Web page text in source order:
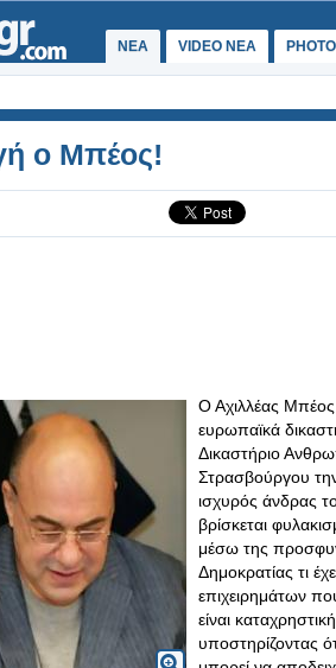
ΝΕΑ VIDEO NEA
ο Μπέος!
Ο Αχιλλέας
ευρωπαϊκά
Δικαστήριο
Στρασβούργου
ισχυρός άνδρας
βρίσκεται
μέσω της
Δημοκρατίας τι
επιχειρημάτων
είναι
υποστηρίζοντας